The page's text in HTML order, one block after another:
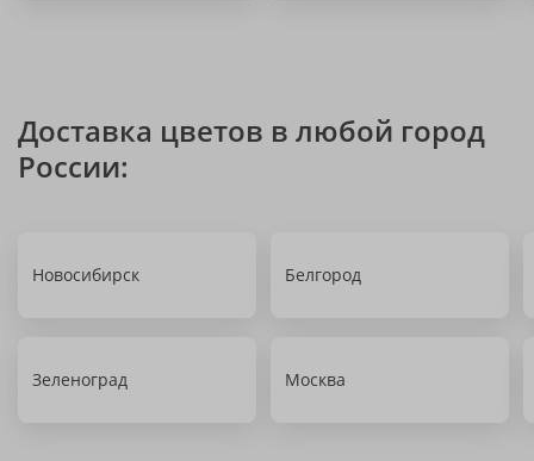
Доставка цветов в любой город
России:
Новосибирск Белгород
Зеленоград Москва